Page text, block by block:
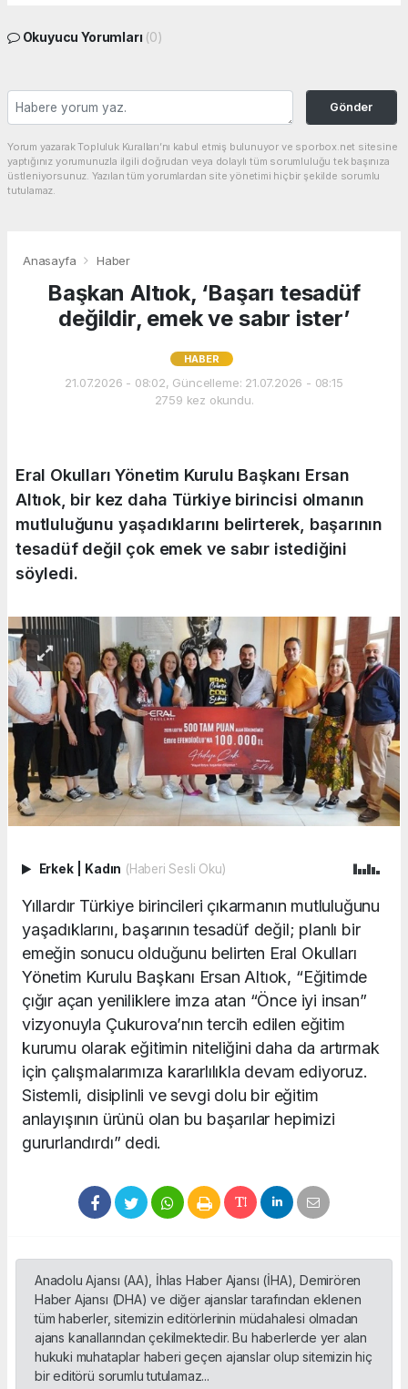
Okuyucu Yorumları (0)
Gönder
Yorum yazarak Topluluk Kuralları’nı kabul etmiş bulunuyor ve sporbox.net sitesine
yaptığınız yorumunuzla ilgili doğrudan veya dolaylı tüm sorumluluğu tek başınıza
üstleniyorsunuz. Yazılan tüm yorumlardan site yönetimi hiçbir şekilde sorumlu
tutulamaz.
Anasayfa Haber
Başkan Altıok, ‘Başarı tesadüf
değildir, emek ve sabır ister’
HABER
21.07.2026 - 08:02, Güncelleme: 21.07.2026 - 08:15
2759 kez okundu.
Eral Okulları Yönetim Kurulu Başkanı Ersan
Altıok, bir kez daha Türkiye birincisi olmanın
mutluluğunu yaşadıklarını belirterek, başarının
tesadüf değil çok emek ve sabır istediğini
söyledi.
Erkek Kadın (Haberi Sesli Oku)
Yıllardır Türkiye birincileri çıkarmanın mutluluğunu
yaşadıklarını, başarının tesadüf değil; planlı bir
emeğin sonucu olduğunu belirten Eral Okulları
Yönetim Kurulu Başkanı Ersan Altıok, “Eğitimde
çığır açan yeniliklere imza atan “Önce iyi insan”
vizyonuyla Çukurova’nın tercih edilen eğitim
kurumu olarak eğitimin niteliğini daha da artırmak
için çalışmalarımıza kararlılıkla devam ediyoruz.
Sistemli, disiplinli ve sevgi dolu bir eğitim
anlayışının ürünü olan bu başarılar hepimizi
gururlandırdı” dedi.
Anadolu Ajansı (AA), İhlas Haber Ajansı (İHA), Demirören
Haber Ajansı (DHA) ve diğer ajanslar tarafından eklenen
tüm haberler, sitemizin editörlerinin müdahalesi olmadan
ajans kanallarından çekilmektedir. Bu haberlerde yer alan
hukuki muhataplar haberi geçen ajanslar olup sitemizin hiç
bir editörü sorumlu tutulamaz...